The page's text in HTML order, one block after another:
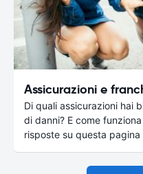
Assicurazioni e
Di quali assicurazioni hai
di danni? E come
risposte su questa pagina